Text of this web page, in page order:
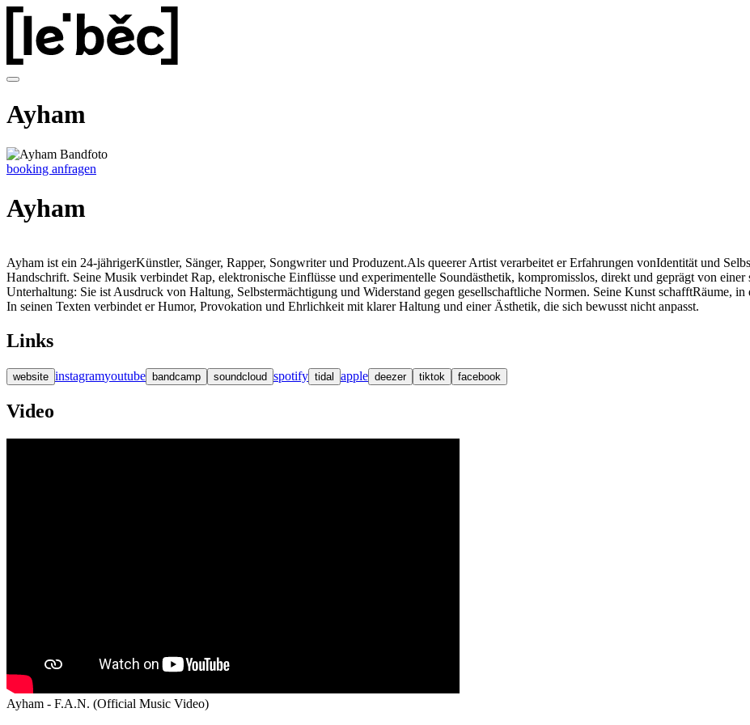
Ayham
booking anfragen
Ayham
Ayham ist ein 24-jährigerKünstler, Sänger, Rapper, Songwriter und Produzent.Als queerer Artist verarbeitet er Erfahrungen vonIdentität und
Handschrift. Seine Musik verbindet Rap, elektronische Einflüsse und experimentelle Soundästhetik, kompromisslos, direkt und geprägt von
Unterhaltung: Sie ist Ausdruck von Haltung, Selbstermächtigung und Widerstand gegen gesellschaftliche Normen. Seine Kunst schafftRäume,
In seinen Texten verbindet er Humor, Provokation und Ehrlichkeit mit klarer Haltung und einer Ästhetik, die sich bewusst nicht anpasst.
Links
website instagramyoutube bandcamp soundcloud spotify tidal apple deezer tiktok facebook
Video
Ayham - F.A.N. (Official Music Video)